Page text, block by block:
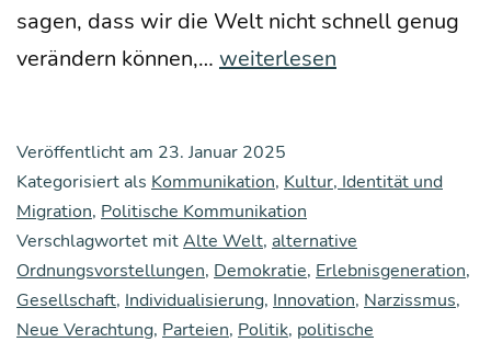
sagen, dass wir die Welt nicht schnell genug
ver­än­dern kön­nen,… Neue
tung
weiterlesen
Veröffentlicht am 23. Januar 2025
Kategorisiert als Kommunikation, Kultur, Identität und
Migration, Politische Kommunikation
Verschlagwortet mitAlte Welt, alternative
Ordnungsvorstellungen, Demokratie, Erlebnisgeneration,
Gesellschaft, Individualisierung, Innovation, Narzissmus,
Neue Verachtung, Parteien, Politik, politische